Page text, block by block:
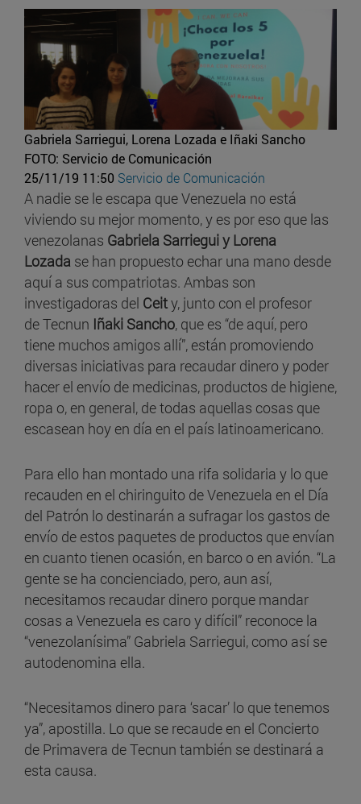
Gabriela Sarriegui, Lorena Lozada e Iñaki Sancho
FOTO: Servicio de Comunicación
25/11/19 11:50 Servicio de Comunicación
A nadie se le escapa que Venezuela no está
viviendo su mejor momento, y es por eso que las
venezolanas Gabriela Sarriegui y Lorena
Lozada se han propuesto echar una mano desde
aquí a sus compatriotas. Ambas son
investigadoras del Ceity, junto con el profesor
de Tecnun Iñaki Sancho, que es “de aquí, pero
tiene muchos amigos allí”, están promoviendo
diversas iniciativas para recaudar dinero y poder
hacer el envío de medicinas, productos de higiene,
ropa o, en general, de todas aquellas cosas que
escasean hoy en día en el país latinoamericano.
Para ello han montado una rifa solidaria y lo que
recauden en el chiringuito de Venezuela en el Día
del Patrón lo destinarán a sufragar los gastos de
envío de estos paquetes de productos que envían
en cuanto tienen ocasión, en barco o en avión. “La
gente se ha concienciado, pero, aun así,
necesitamos recaudar dinero porque mandar
cosas a Venezuela es caro y difícil” reconoce la
“venezolanísima” Gabriela Sarriegui, como así se
autodenomina ella.
“Necesitamos dinero para ‘sacar’ lo que tenemos
ya”, apostilla. Lo que se recaude en el Concierto
de Primavera de Tecnun también se destinará a
esta causa.